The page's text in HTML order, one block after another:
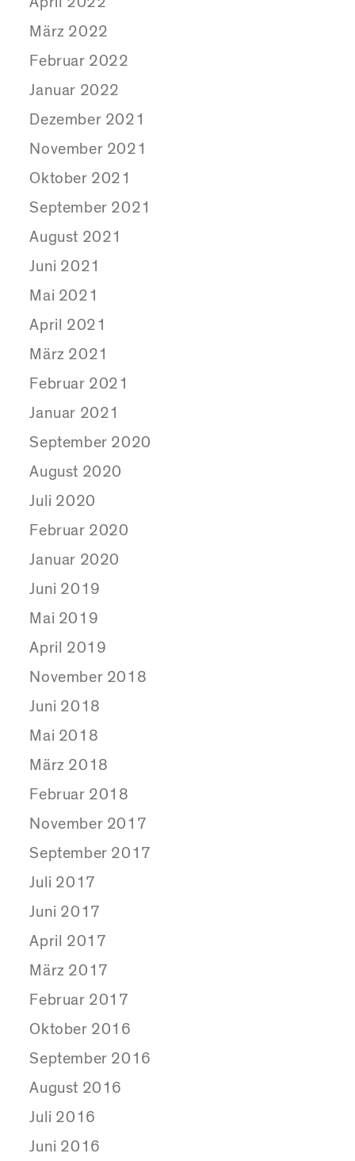
März 2022
Februar 2022
Januar 2022
Dezember 2021
November 2021
Oktober 2021
September 2021
August 2021
Juni 2021
Mai 2021
April 2021
März 2021
Februar 2021
Januar 2021
September 2020
August 2020
Juli 2020
Februar 2020
Januar 2020
Juni 2019
Mai 2019
April 2019
November 2018
Juni 2018
Mai 2018
März 2018
Februar 2018
November 2017
September 2017
Juli 2017
Juni 2017
April 2017
März 2017
Februar 2017
Oktober 2016
September 2016
August 2016
Juli 2016
Juni 2016